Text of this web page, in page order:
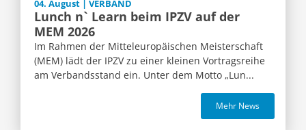
04. August | VERBAND
Lunch n` Learn beim IPZV auf der
MEM 2026
Im Rahmen der Mitteleuropäischen Meisterschaft
(MEM) lädt der IPZV zu einer kleinen Vortragsreihe
am Verbandsstand ein. Unter dem Motto „Lun...
Mehr News